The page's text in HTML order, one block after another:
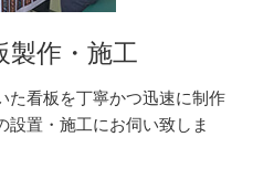
製作・施工
た看板を丁寧かつ迅速に制作
設置・施工にお伺い致しま